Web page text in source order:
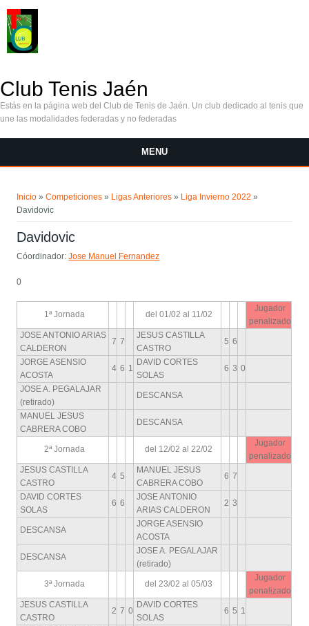
Club Tenis Jaén
Estás en la página web del Club de Tenis de Jaén. Un club dedicado al tenis que
une las modalidades federadas y no federadas
MENU
Inicio »Competiciones » Ligas Anteriores » Liga Invierno 2022 »
Davidovic
Davidovic
Cóordinador:Jose Manuel Fernandez
0
1ª Jornada del 01/02 al 11/02
Jugador
penalizado
JOSE ANTONIO ARIAS
CALDERON
7 7
JESUS CASTILLA
CASTRO
5 6
JORGE ASENSIO
ACOSTA
4 6 1
DAVID CORTES
SOLAS
6 3 0
JOSE A. PEGALAJAR
(retirado)
DESCANSA
MANUEL JESUS
CABRERA COBO
DESCANSA
2ª Jornada del 12/02 al 22/02
Jugador
penalizado
JESUS CASTILLA
CASTRO
4 5
MANUEL JESUS
CABRERA COBO
6 7
DAVID CORTES
SOLAS
6 6
JOSE ANTONIO
ARIAS CALDERON
2 3
DESCANSA
JORGE ASENSIO
ACOSTA
DESCANSA
JOSE A. PEGALAJAR
(retirado)
3ª Jornada del 23/02 al 05/03
Jugador
penalizado
JESUS CASTILLA
CASTRO
2 7 0
DAVID CORTES
SOLAS
6 5 1